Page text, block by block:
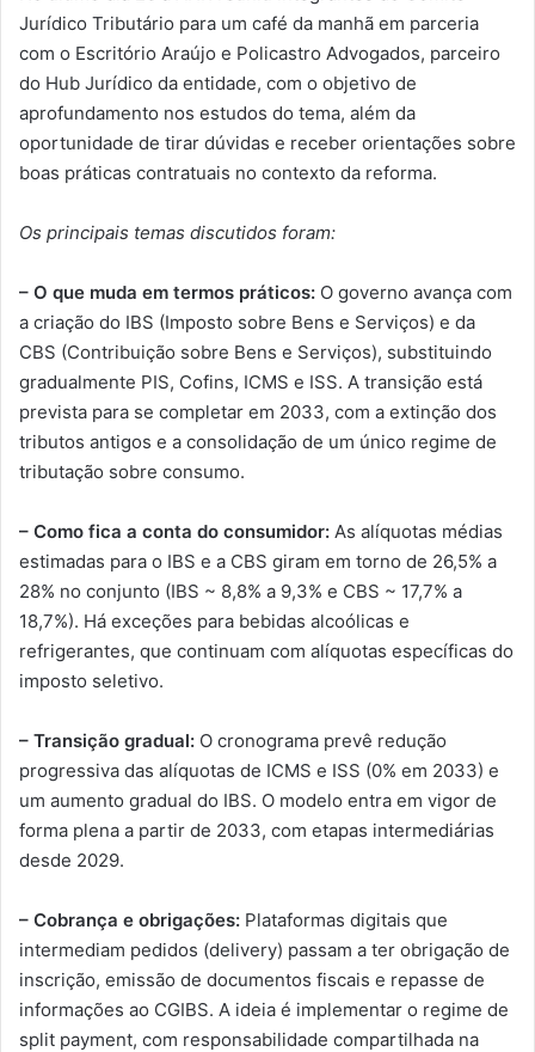
Jurídico Tributário para um café da manhã em parceria
com o Escritório Araújo e Policastro Advogados, parceiro
do Hub Jurídico da entidade, com o objetivo de
aprofundamento nos estudos do tema, além da
oportunidade de tirar dúvidas e receber orientações sobre
boas práticas contratuais no contexto da reforma.
Os principais temas discutidos foram:
– O que muda em termos práticos: O governo avança com
a criação do IBS (Imposto sobre Bens e Serviços) e da
CBS (Contribuição sobre Bens e Serviços), substituindo
gradualmente PIS, Cofins, ICMS e ISS. A transição está
prevista para se completar em 2033, com a extinção dos
tributos antigos e a consolidação de um único regime de
tributação sobre consumo.
– Como fica a conta do consumidor: As alíquotas médias
estimadas para o IBS e a CBS giram em torno de 26,5% a
28% no conjunto (IBS ~ 8,8% a 9,3% e CBS ~ 17,7% a
18,7%). Há exceções para bebidas alcoólicas e
refrigerantes, que continuam com alíquotas específicas do
imposto seletivo.
– Transição gradual: O cronograma prevê redução
progressiva das alíquotas de ICMS e ISS (0% em 2033) e
um aumento gradual do IBS. O modelo entra em vigor de
forma plena a partir de 2033, com etapas intermediárias
desde 2029.
– Cobrança e obrigações: Plataformas digitais que
intermediam pedidos (delivery) passam a ter obrigação de
inscrição, emissão de documentos fiscais e repasse de
informações ao CGIBS. A ideia é implementar o regime de
split payment, com responsabilidade compartilhada na